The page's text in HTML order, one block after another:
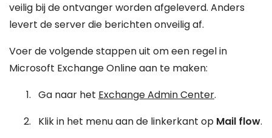
veilig bij de ontvanger worden afgeleverd. Anders
levert de server die berichten onveilig af.
Voer de volgende stappen uit om een regel in
Microsoft Exchange Online aan te maken:
Ga naar het Exchange Admin Center.
Klik in het menu aan de linkerkant op Mail flow.